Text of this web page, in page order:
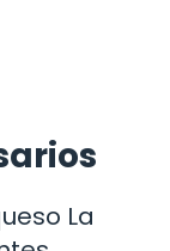
La